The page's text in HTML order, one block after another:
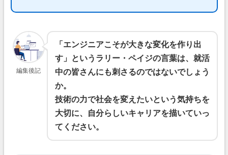
編集後記
「エンジニアこそが大きな変化を作り出
す」というラリー・ペイジの言葉は、就活
中の皆さんにも刺さるのではないでしょう
か。
技術の力で社会を変えたいという気持ちを
大切に、自分らしいキャリアを描いていっ
てください。